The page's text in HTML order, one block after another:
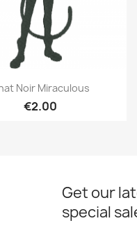
Quick view
Noir Miraculous
€2.00
Get our
special